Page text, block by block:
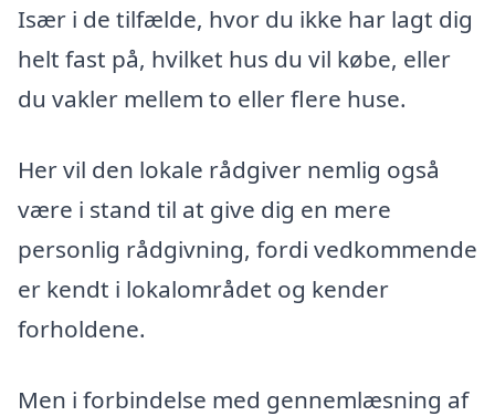
Især i de tilfælde, hvor du ikke har lagt dig
helt fast på, hvilket hus du vil købe, eller
du vakler mellem to eller flere huse.
Her vil den lokale rådgiver nemlig også
være i stand til at give dig en mere
personlig rådgivning, fordi vedkommende
er kendt i lokalområdet og kender
forholdene.
Men i forbindelse med gennemlæsning af